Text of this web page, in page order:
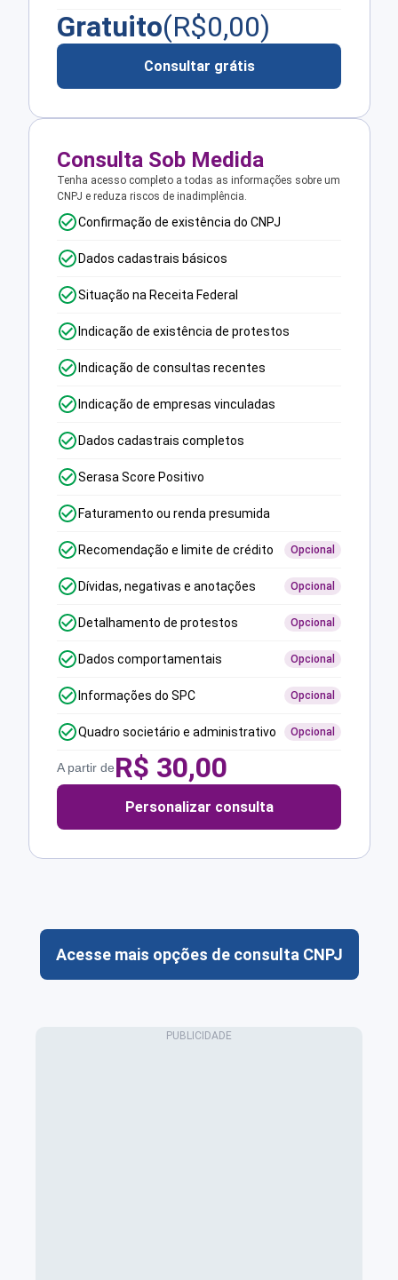
Gratuito(R$0,00)
Consultar grátis
Consulta Sob Medida
Tenha acesso completo a todas as informações sobre um
CNPJ e reduza riscos de inadimplência.
Confirmação de existência do CNPJ
Dados cadastrais básicos
Situação na Receita Federal
Indicação de existência de protestos
Indicação de consultas recentes
Indicação de empresas vinculadas
Dados cadastrais completos
Serasa Score Positivo
Faturamento ou renda presumida
Recomendação e limite de crédito Opcional
Dívidas, negativas e anotações Opcional
Detalhamento de protestos Opcional
Dados comportamentais Opcional
Informações do SPC Opcional
Quadro societário e administrativo Opcional
A partir deR$ 30,00
Personalizar consulta
Acesse mais opções de consulta CNPJ